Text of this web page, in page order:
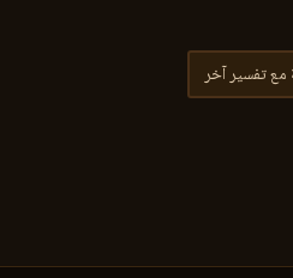
مع تفسير آخر